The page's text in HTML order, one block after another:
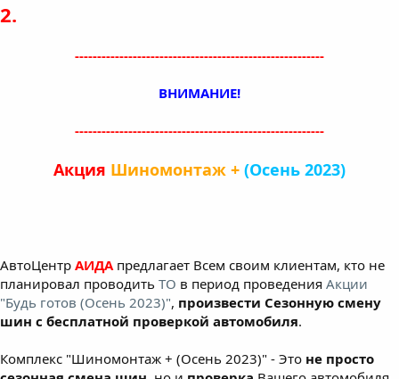
2.
--------------------------------------------------------
ВНИМАНИЕ!
--------------------------------------------------------
Акция Шиномонтаж + (Осень 2023)
АвтоЦентр АИДАпредлагает Всем своим клиентам, кто не
планировал проводить ТО в период проведения Акции
"Будь готов (Осень 2023)", произвести Сезонную смену
шин с бесплатной проверкой автомобиля.
Комплекс "Шиномонтаж + (Осень 2023)" - Это не просто